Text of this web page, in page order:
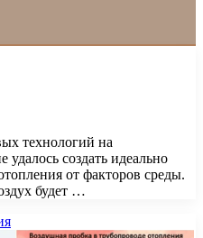
технологий на
создать идеально
от факторов среды.
будет …